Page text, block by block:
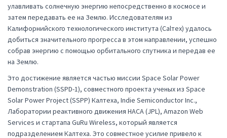
улавливать солнечную энергию непосредственно в космосе и
затем передавать ее на Землю. Исследователям из
Калифорнийского технологического института (Calтех) удалось
добиться значительного прогресса в этом направлении, успешно
собрав энергию с помощью орбитального спутника и передав ее
на Землю.
Это достижение является частью миссии Space Solar Power
Demonstration (SSPD-1), совместного проекта ученых из Space
Solar Power Project (SSPP) Калтеха, Indie Semiconductor Inc.,
Лаборатории реактивного движения НАСА (JPL), Amazon Web
Services и стартапа GuRu Wireless, который является
подразделением Калтеха. Это совместное усилие привело к